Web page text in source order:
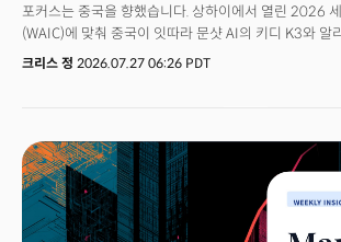
포커스는 중국을 향했습니다. 상하이에서 열린 2026
(WAIC)에 맞춰 중국이 잇따라 문샷 AI의 키디 K3와
등을 공개하면서 이목을 잡아 흔들었기 때문입니다. 흥
충격...시장은 이렇게 해석하고 있습니다. 하지만 이 '비
빅테크의 자본전쟁을 떠받쳐온 핵심 전제인 '연산의 가
신화에 균열을 내고 있습니다. 실제로 완벽한 실적을 발
가이던스 한 줄로 창사 이래 최대 규모의 폭락세를 겪어
밀키스레터는 2000년대 중국의 '디플레이션 수출' 이
크리스 정 2026.07.27 06:26 PDT